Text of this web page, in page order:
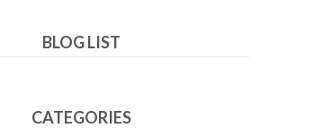
BLOG LIST
CATEGORIES